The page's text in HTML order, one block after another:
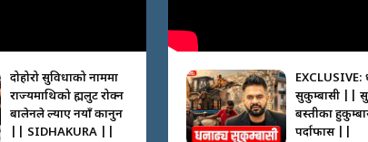
दोहोरो सुविधाको नाममा
राज्यमाथिको ब्रह्मलुट रोक्न
बालेनले ल्याए नयाँ कानुन
|| SIDHAKURA ||
EXCLUSIVE:
सुकुम्बासी ||
बस्तीका
पर्दाफास ||